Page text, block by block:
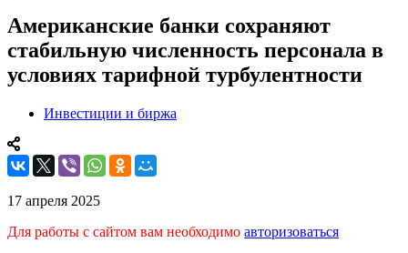
Американские банки сохраняют
стабильную численность персонала в
условиях тарифной турбулентности
Инвестиции и биржа
17 апреля 2025
Для работы с сайтом вам необходимо авторизоваться